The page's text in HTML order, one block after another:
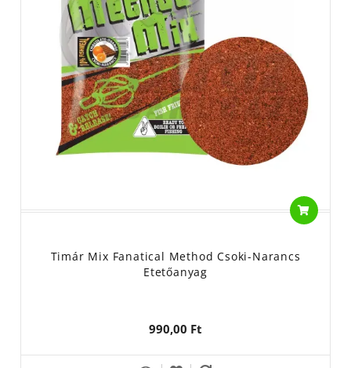
Timár Mix Fanatical Method Csoki-Narancs
Etetőanyag
990,00 Ft